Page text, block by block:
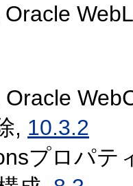
Oracle
Oracle
, 10.3.2
プロパテ